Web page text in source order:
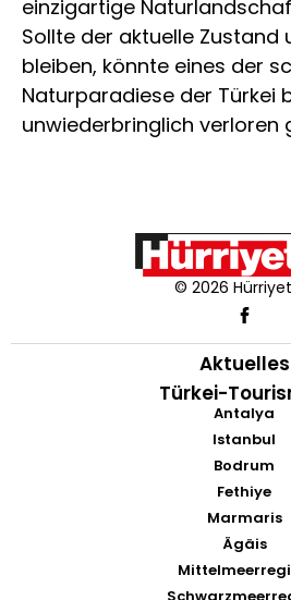
einzigartige
Sollte der aktuelle Zustand
bleiben, könnte eines der
Naturparadiese der Türkei
unwiederbringlich verloren
© 2026
Aktuelles
Türkei-
Antalya
Istanbul
Bodrum
Fethiye
Marmaris
Ägäis